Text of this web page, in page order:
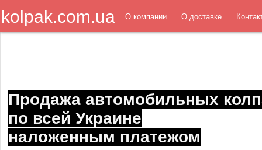
kolpak.com.ua О компании О доставке
Продажа автомобильных
по всей Украине
наложенным платежом